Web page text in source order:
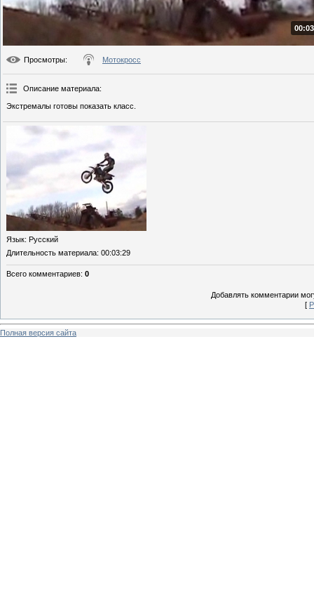
Просмотры: Мотокросс
Описание материала:
Экстремалы готовы показать класс.
Язык: Русский
Длительность материала: 00:03:29
Всего комментариев: 0
Добавлять комментарии
[
Полная версия сайта